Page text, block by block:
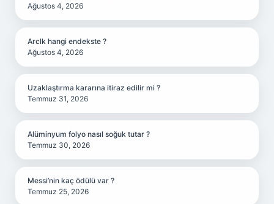
Ağustos 4, 2026
Arclk hangi endekste ?
Ağustos 4, 2026
Uzaklaştırma kararına itiraz edilir mi ?
Temmuz 31, 2026
Alüminyum folyo nasıl soğuk tutar ?
Temmuz 30, 2026
Messi’nin kaç ödülü var ?
Temmuz 25, 2026